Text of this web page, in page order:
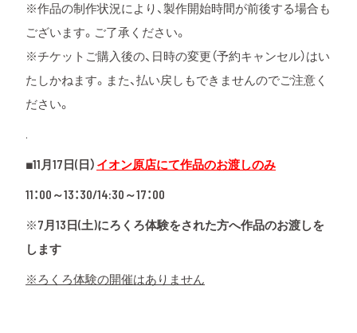
※作品の制作状況により、製作開始時間が前後する場合も
ございます。ご了承ください。
※チケットご購入後の、日時の変更（予約キャンセル）はい
たしかねます。また、払い戻しもできませんのでご注意く
ださい。
.
■11月17日(日） イオン原店にて作品のお渡しのみ
11：00～13：30/14:30～17：00
※7月13日(土)にろくろ体験をされた方へ作品のお渡しを
します
※ろくろ体験の開催はありません